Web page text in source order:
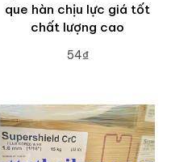
que hàn chịu lực giá tốt
chất lượng cao
54₫